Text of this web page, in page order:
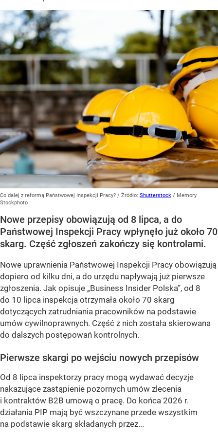
Co dalej z reformą Państwowej Inspekcji Pracy? / Źródło: Shutterstock / Memory
Stockphoto
Nowe przepisy obowiązują od 8 lipca, a do
Państwowej Inspekcji Pracy wpłynęło już około 70
skarg. Część zgłoszeń zakończy się kontrolami.
Nowe uprawnienia Państwowej Inspekcji Pracy obowiązują
dopiero od kilku dni, a do urzędu napływają już pierwsze
zgłoszenia. Jak opisuje „Business Insider Polska”, od 8
do 10 lipca inspekcja otrzymała około 70 skarg
dotyczących zatrudniania pracowników na podstawie
umów cywilnoprawnych. Część z nich została skierowana
do dalszych postępowań kontrolnych.
Pierwsze skargi po wejściu nowych przepisów
Od 8 lipca inspektorzy pracy mogą wydawać decyzje
nakazujące zastąpienie pozornych umów zlecenia
i kontraktów B2B umową o pracę. Do końca 2026 r.
działania PIP mają być wszczynane przede wszystkim
na podstawie skarg składanych przez...